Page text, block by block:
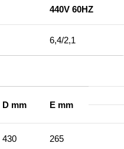
440V 60HZ
6,4/2,1
D mm E mm
430 265